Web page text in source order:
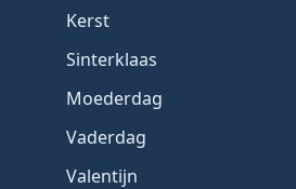
Kerst
Sinterklaas
Moederdag
Vaderdag
Valentijn